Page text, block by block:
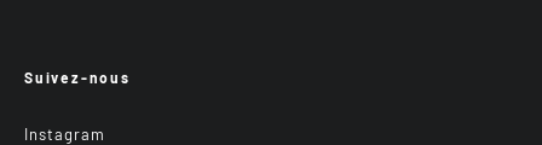
Suivez-nous
Instagram